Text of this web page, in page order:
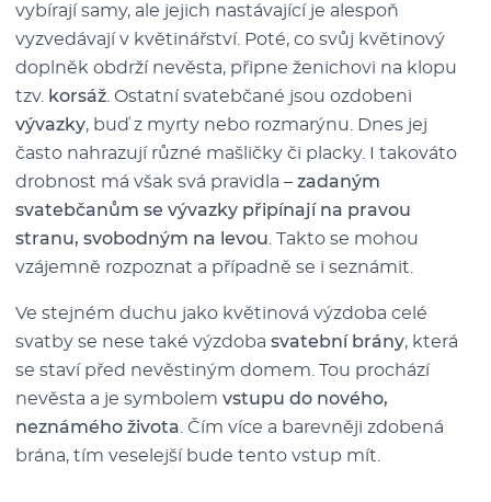
vybírají samy, ale jejich nastávající je alespoň
vyzvedávají v květinářství. Poté, co svůj květinový
doplněk obdrží nevěsta, připne ženichovi na klopu
tzv. korsáž . Ostatní svatebčané jsou ozdobeni
vývazky, buď z myrty nebo rozmarýnu. Dnes jej
často nahrazují různé mašličky či placky. I takováto
drobnost má však svá pravidla – zadaným
svatebčanům se vývazky připínají na pravou
stranu, svobodným na levou . Takto se mohou
vzájemně rozpoznat a případně se i seznámit.
Ve stejném duchu jako květinová výzdoba celé
svatby se nese také výzdoba svatební brány, která
se staví před nevěstiným domem. Tou prochází
nevěsta a je symbolem vstupu do nového,
neznámého života . Čím více a barevněji zdobená
brána, tím veselejší bude tento vstup mít.